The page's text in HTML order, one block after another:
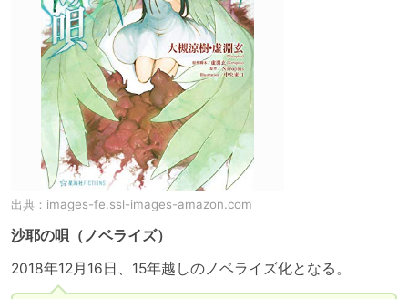
出典： images-fe.ssl-images-amazon.com
沙耶の唄（ノベライズ）
2018年12月16日、15年越しのノベライズ化となる。